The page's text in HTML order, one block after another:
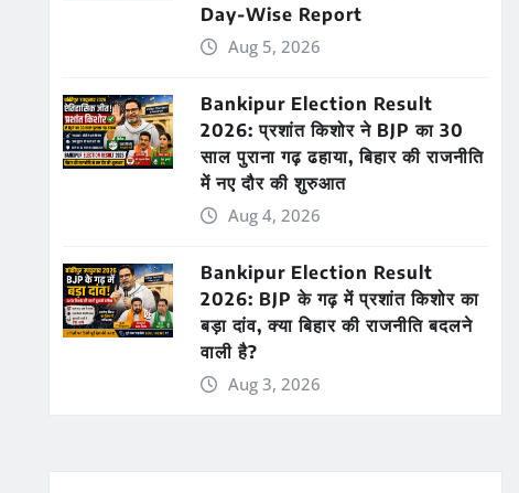
Day-Wise Report
Aug 5, 2026
Bankipur Election Result
2026: प्रशांत किशोर ने BJP का 30
साल पुराना गढ़ ढहाया, बिहार की राजनीति
में नए दौर की शुरुआत
Aug 4, 2026
Bankipur Election Result
2026: BJP के गढ़ में प्रशांत किशोर का
बड़ा दांव, क्या बिहार की राजनीति बदलने
वाली है?
Aug 3, 2026